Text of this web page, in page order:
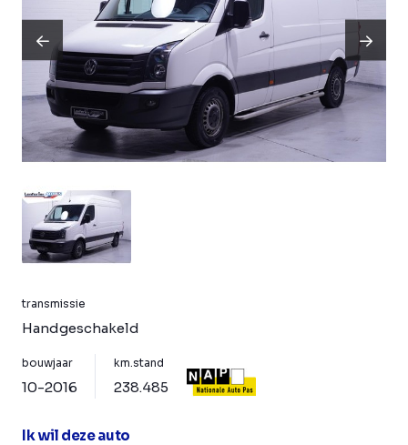
transmissie
Handgeschakeld
bouwjaar
10-2016
km.stand
238.485
Ik wil deze auto